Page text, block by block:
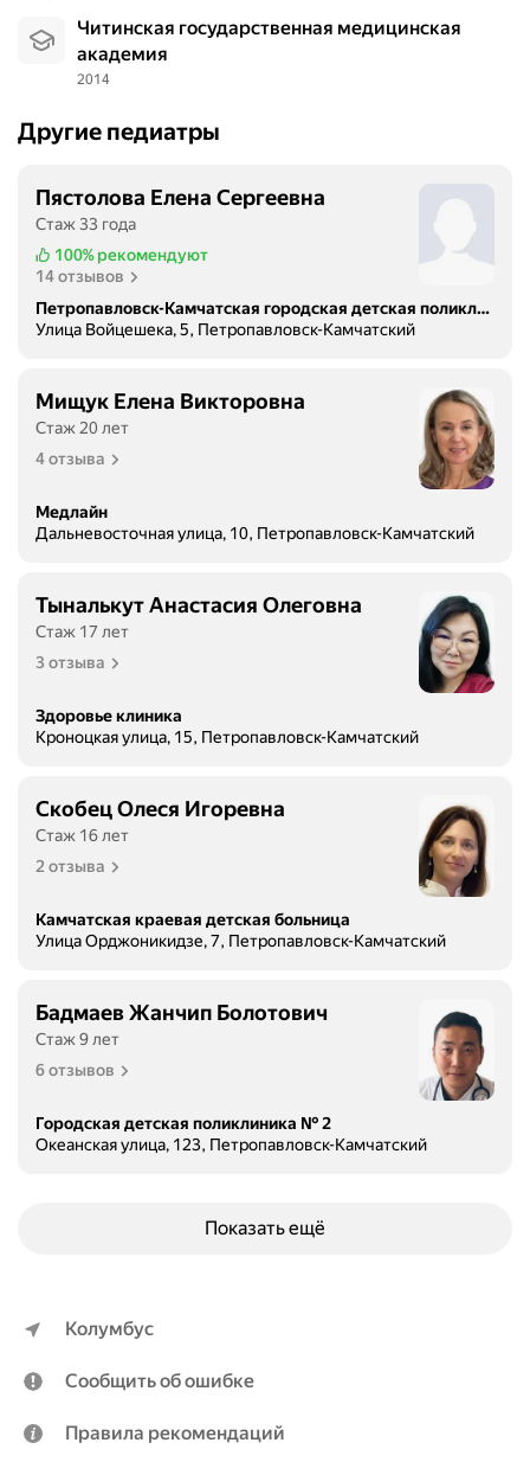
Читинская государственная медицинская
академия
2014
Другие педиатры
Пястолова Елена Сергеевна
Стаж 33 года
100% рекомендуют
14 отзывов
Петропавловск-Камчатская городская детская поликлиника № 1
Улица Войцешека, 5, Петропавловск-Камчатский
Мищук Елена Викторовна
Стаж 20 лет
4 отзыва
Медлайн
Дальневосточная улица, 10, Петропавловск-Камчатский
Тыналькут Анастасия Олеговна
Стаж 17 лет
3 отзыва
Здоровье клиника
Кроноцкая улица, 15, Петропавловск-Камчатский
Скобец Олеся Игоревна
Стаж 16 лет
2 отзыва
Камчатская краевая детская больница
Улица Орджоникидзе, 7, Петропавловск-Камчатский
Бадмаев Жанчип Болотович
Стаж 9 лет
6 отзывов
Городская детская поликлиника № 2
Океанская улица, 123, Петропавловск-Камчатский
Показать ещё
Колумбус
Сообщить об ошибке
Правила рекомендаций